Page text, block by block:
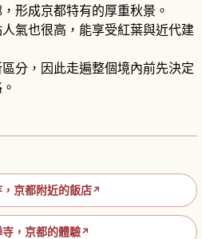
形成京都特有的厚重秋景。
氣也很高，能享受紅葉與近代建
分，因此走遍整個境內前先決定
京都附近的飯店↗
，京都的體驗↗